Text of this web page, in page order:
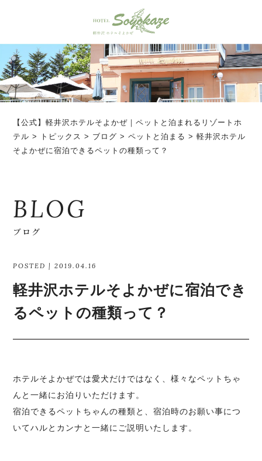
【公式】軽井沢ホテルそよかぜ｜ペットと泊まれるリゾートホ
テル > トピックス > ブログ >ペットと泊まる >軽井沢ホテル
そよかぜに宿泊できるペットの種類って？
BLOG
ブログ
POSTED | 2019.04.16
軽井沢ホテルそよかぜに宿泊でき
るペットの種類って？
ホテルそよかぜでは愛犬だけではなく、様々なペットちゃ
んと一緒にお泊りいただけます。
宿泊できるペットちゃんの種類と、宿泊時のお願い事につ
いてハルとカンナと一緒にご説明いたします。